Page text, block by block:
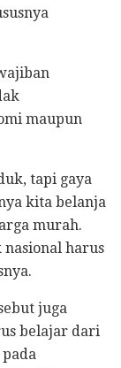
maupun
tapi gaya
kita belanja
murah.
nasional harus
juga
belajar dari